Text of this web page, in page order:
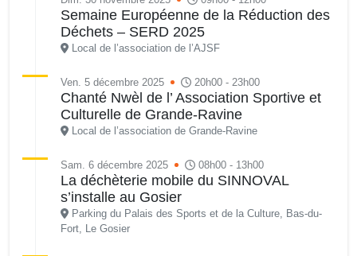
Semaine Européenne de la Réduction des
Déchets – SERD 2025
Local de l’association de l’AJSF
Ven. 5 décembre 2025 20h00 - 23h00
Chanté Nwèl de l’ Association Sportive et
Culturelle de Grande-Ravine
Local de l’association de Grande-Ravine
Sam. 6 décembre 2025 08h00 - 13h00
La déchèterie mobile du SINNOVAL
s’installe au Gosier
Parking du Palais des Sports et de la Culture, Bas-du-
Fort, Le Gosier